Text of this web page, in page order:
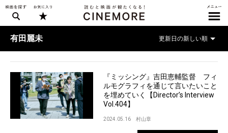
有田麗未
『ミッシング』吉田恵輔監督 フィ
ルモグラフィを通じて言いたいこと
を埋めていく【Director’s Interview
Vol.404】
2024.05.16 村山章